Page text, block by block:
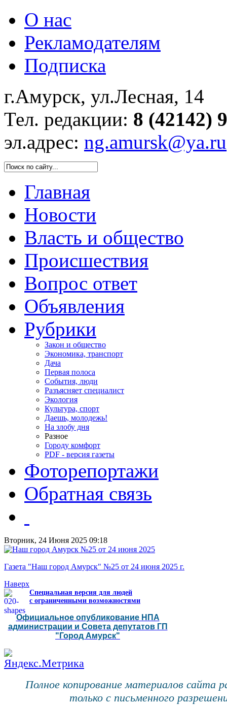
О нас
Рекламодателям
Подписка
г.Амурск, ул.Лесная, 14
Тел. редакции: 8 (42142)
эл.адрес: ng.amursk@ya.ru
Главная
Новости
Власть и общество
Происшествия
Вопрос ответ
Объявления
Рубрики
Закон и общество
Экономика, транспорт
Дача
Первая полоса
События, люди
Разъясняет специалист
Экология
Культура, спорт
Даешь, молодежь!
На злобу дня
Разное
Городу комфорт
PDF - версия газеты
Фоторепортажи
Обратная связь
Вторник, 24 Июня 2025 09:18
Газета "Наш город Амурск" №25 от 24 июня 2025 г.
Наверх
Специальная версия для людей
с ограниченными возможностями
Официальное опубликование НПА
администрации и Совета депутатов ГП
"Город Амурск"
Полное копирование материалов сайта
только с письменного